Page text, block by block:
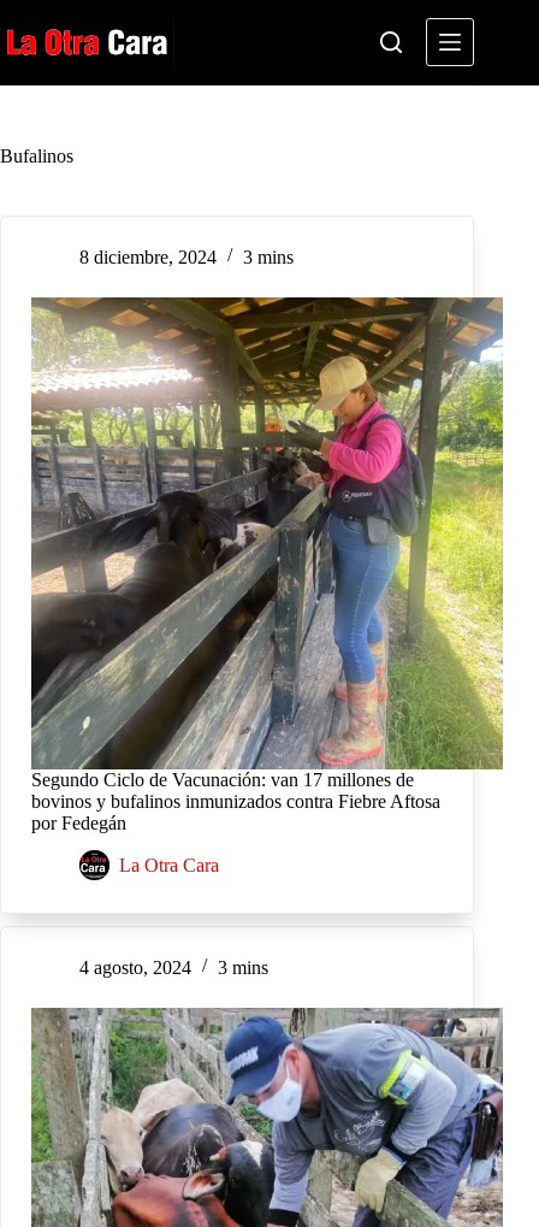
al
contenido
Bufalinos
8 diciembre, 2024 3 mins
Segundo Ciclo de Vacunación: van 17 millones de
bovinos y bufalinos inmunizados contra Fiebre Aftosa
por Fedegán
La Otra Cara
4 agosto, 2024 3 mins